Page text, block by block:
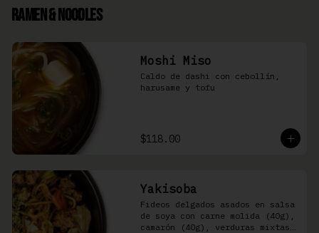
Ramen & Noodles
Moshi Miso
Caldo de dashi con cebollín,
harusame y tofu
$118.00
Yakisoba
Fideos delgados asados en salsa
de soya con carne molida (40g),
camarón (40g), verduras mixtas